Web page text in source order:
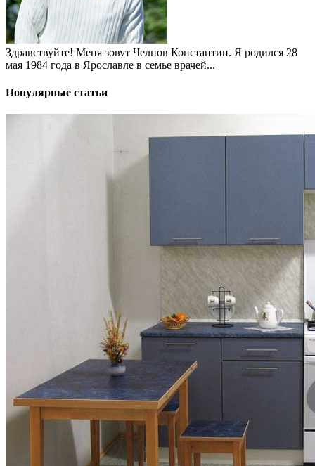
Здравствуйте! Меня зовут Челнов Константин. Я родился 28
мая 1984 года в Ярославле в семье врачей...
Популярные статьи